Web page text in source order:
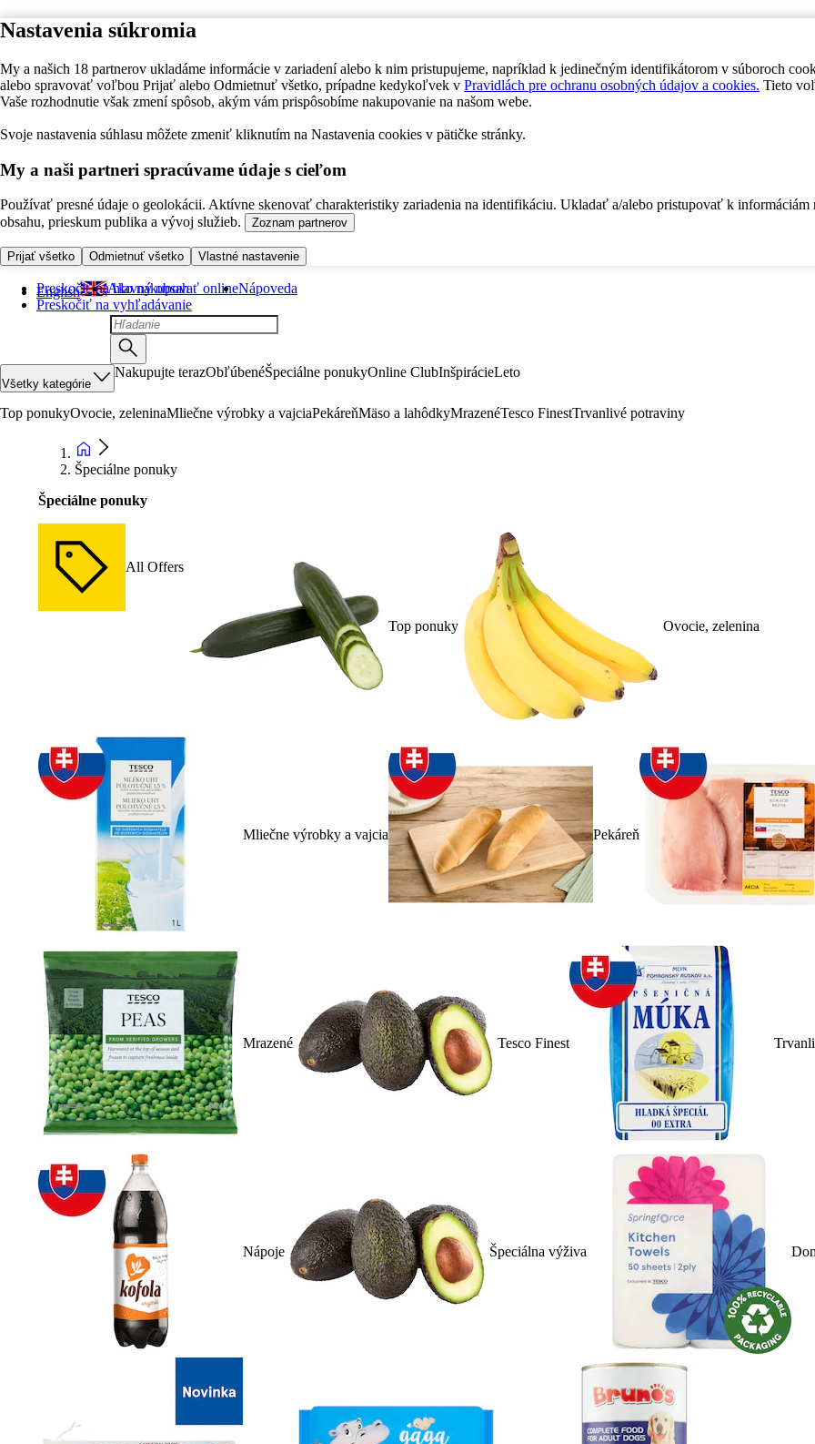
Nastavenia súkromia
My a našich 18 partnerov ukladáme informácie v zariadení alebo k nim pristupujeme, napríklad k jedinečným identifikátorom v súboroch
alebo spravovať voľbou Prijať alebo Odmietnuť všetko, prípadne kedykoľvek v Pravidlách pre ochranu osobných údajov a cookies. Tieto
Vaše rozhodnutie však zmení spôsob, akým vám prispôsobíme nakupovanie na našom webe.
Svoje nastavenia súhlasu môžete zmeniť kliknutím na Nastavenia cookies v pätičke stránky.
My a naši partneri spracúvame údaje s cieľom
Používať presné údaje o geolokácii. Aktívne skenovať charakteristiky zariadenia na identifikáciu. Ukladať a/alebo pristupovať k informáciám
obsahu, prieskum publika a vývoj služieb.
Zoznam partnerov
Prijať všetko Odmietnuť všetko Vlastné nastavenie
Preskočiť na hlavný obsah
Preskočiť na vyhľadávanie
English Ako nakupovať onlineNápoveda
Všetky kategórie
Nakupujte terazObľúbenéŠpeciálne ponukyOnline ClubInšpirácieLeto
Top ponukyOvocie, zeleninaMliečne výrobky a vajciaPekáreňMäso a lahôdkyMrazenéTesco FinestTrvanlivé potraviny
Špeciálne ponuky
Špeciálne ponuky
All Offers
Top ponuky Ovocie, zelenina
Mliečne výrobky a vajcia Pekáreň
Mrazené Tesco Finest
Nápoje Špeciálna výživa